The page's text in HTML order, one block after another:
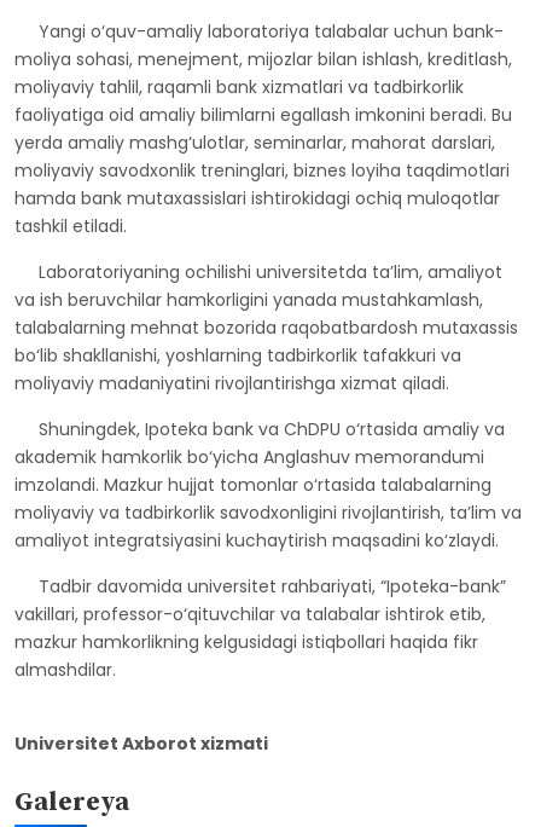
Yangi o‘quv-amaliy laboratoriya talabalar uchun bank-
moliya sohasi, menejment, mijozlar bilan ishlash, kreditlash,
moliyaviy tahlil, raqamli bank xizmatlari va tadbirkorlik
faoliyatiga oid amaliy bilimlarni egallash imkonini beradi. Bu
yerda amaliy mashg‘ulotlar, seminarlar, mahorat darslari,
moliyaviy savodxonlik treninglari, biznes loyiha taqdimotlari
hamda bank mutaxassislari ishtirokidagi ochiq muloqotlar
tashkil etiladi.
Laboratoriyaning ochilishi universitetda ta’lim, amaliyot
va ish beruvchilar hamkorligini yanada mustahkamlash,
talabalarning mehnat bozorida raqobatbardosh mutaxassis
bo‘lib shakllanishi, yoshlarning tadbirkorlik tafakkuri va
moliyaviy madaniyatini rivojlantirishga xizmat qiladi.
Shuningdek, Ipoteka bank va ChDPU o‘rtasida amaliy va
akademik hamkorlik bo‘yicha Anglashuv memorandumi
imzolandi. Mazkur hujjat tomonlar o‘rtasida talabalarning
moliyaviy va tadbirkorlik savodxonligini rivojlantirish, ta’lim va
amaliyot integratsiyasini kuchaytirish maqsadini ko‘zlaydi.
Tadbir davomida universitet rahbariyati, “Ipoteka-bank”
vakillari, professor-o‘qituvchilar va talabalar ishtirok etib,
mazkur hamkorlikning kelgusidagi istiqbollari haqida fikr
almashdilar.
Universitet Axborot xizmati
Galereya